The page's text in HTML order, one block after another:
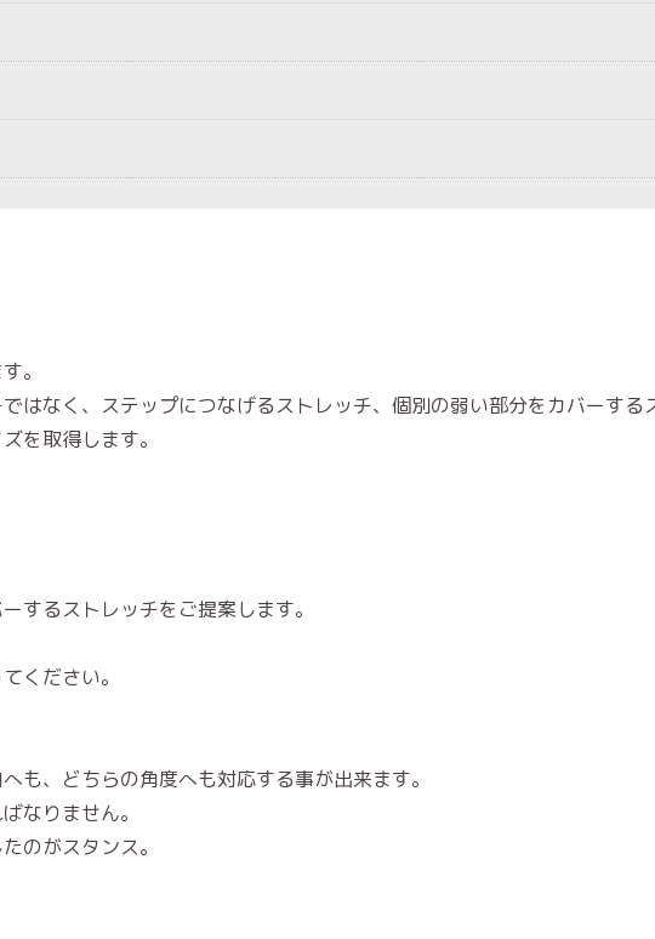
。
はなく、ステップにつなげるストレッチ、個別の弱い部分をカバーする
を取得します。
するストレッチをご提案します。
ください。
も、どちらの角度へも対応する事が出来ます。
なりません。
のがスタンス。